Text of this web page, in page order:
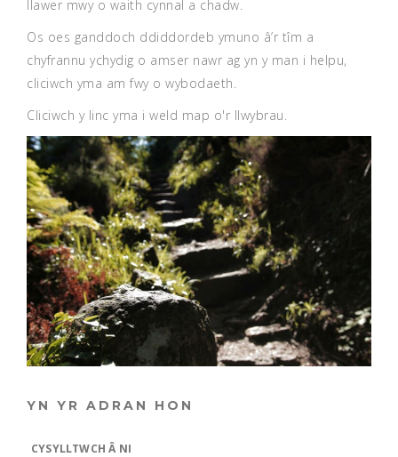
llawer mwy o waith cynnal a chadw.
Os oes ganddoch ddiddordeb ymuno â’r tîm a
chyfrannu ychydig o amser nawr ag yn y man i helpu,
cliciwch yma am fwy o wybodaeth.
Cliciwch y linc yma i weld map o'r llwybrau.
YN YR ADRAN HON
CYSYLLTWCH Â NI